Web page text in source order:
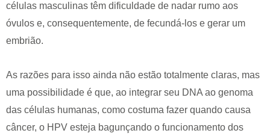
células masculinas têm dificuldade de nadar rumo aos
óvulos e, consequentemente, de fecundá-los e gerar um
embrião.
As razões para isso ainda não estão totalmente claras, mas
uma possibilidade é que, ao integrar seu DNA ao genoma
das células humanas, como costuma fazer quando causa
câncer, o HPV esteja bagunçando o funcionamento dos